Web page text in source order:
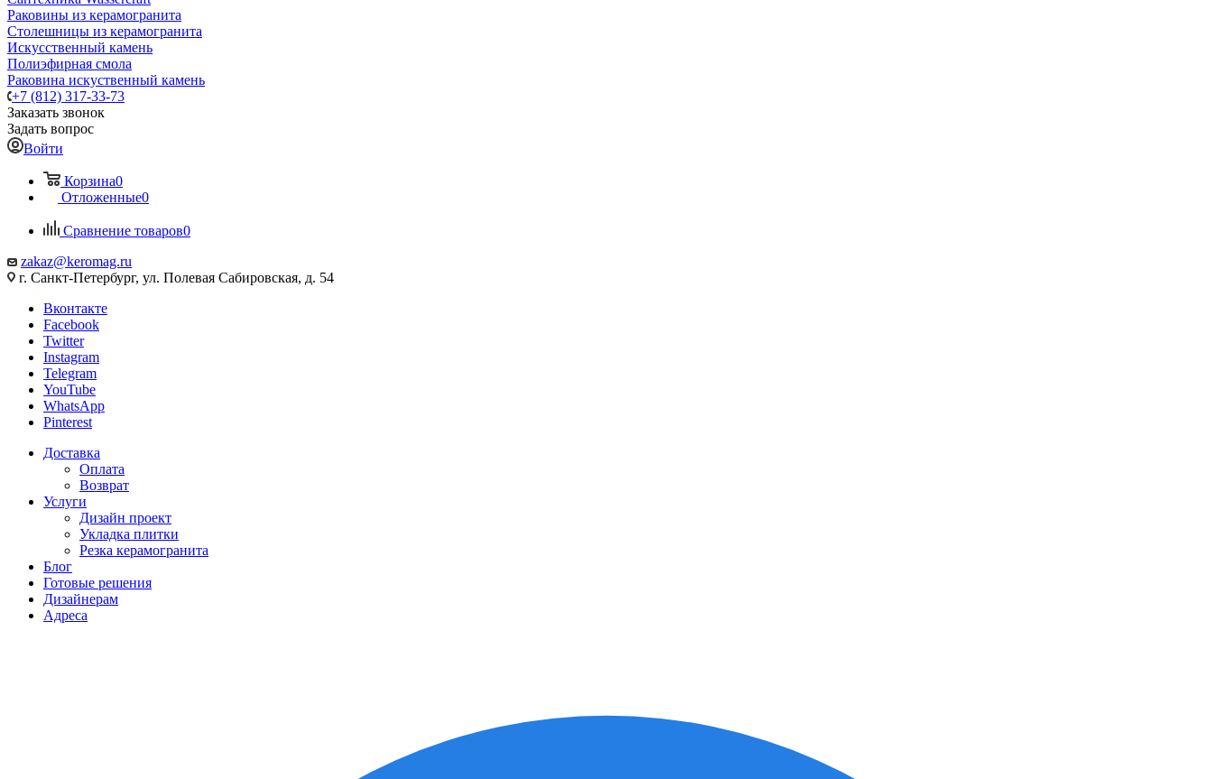
Раковины из керамогранита
Столешницы из керамогранита
Искусственный камень
Полиэфирная смола
Раковина искуственный камень
+7 (812) 317-33-73
Заказать звонок
Задать вопрос
Войти
Корзина0
Отложенные0
Сравнение товаров0
zakaz@keromag.ru
г. Санкт-Петербург, ул. Полевая Сабировская, д. 54
Вконтакте
Facebook
Twitter
Instagram
Telegram
YouTube
WhatsApp
Pinterest
Доставка
Оплата
Возврат
Услуги
Дизайн проект
Укладка плитки
Резка керамогранита
Блог
Готовые решения
Дизайнерам
Адреса